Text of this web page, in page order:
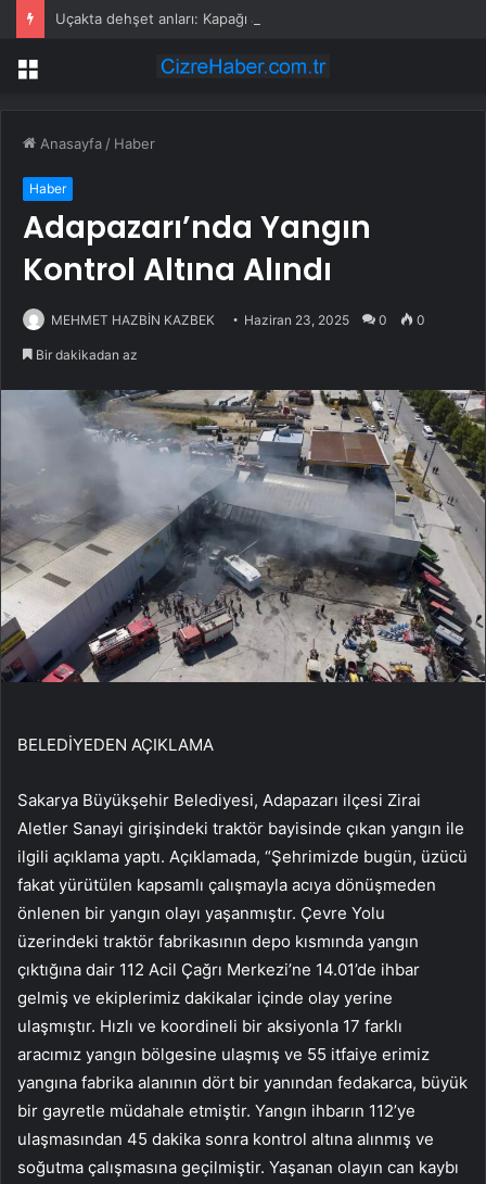
Menü
Anasayfa / Haber
Haber
Adapazarı’nda Yangın
Kontrol Altına Alındı
MEHMET HAZBİN KAZBEK Haziran 23, 2025 0 0
Bir dakikadan az
BELEDİYEDEN AÇIKLAMA
Sakarya Büyükşehir Belediyesi, Adapazarı ilçesi Zirai
Aletler Sanayi girişindeki traktör bayisinde çıkan yangın ile
ilgili açıklama yaptı. Açıklamada, “Şehrimizde bugün, üzücü
fakat yürütülen kapsamlı çalışmayla acıya dönüşmeden
önlenen bir yangın olayı yaşanmıştır. Çevre Yolu
üzerindeki traktör fabrikasının depo kısmında yangın
çıktığına dair 112 Acil Çağrı Merkezi’ne 14.01’de ihbar
gelmiş ve ekiplerimiz dakikalar içinde olay yerine
ulaşmıştır. Hızlı ve koordineli bir aksiyonla 17 farklı
aracımız yangın bölgesine ulaşmış ve 55 itfaiye erimiz
yangına fabrika alanının dört bir yanından fedakarca, büyük
bir gayretle müdahale etmiştir. Yangın ihbarın 112’ye
ulaşmasından 45 dakika sonra kontrol altına alınmış ve
soğutma çalışmasına geçilmiştir. Yaşanan olayın can kaybı